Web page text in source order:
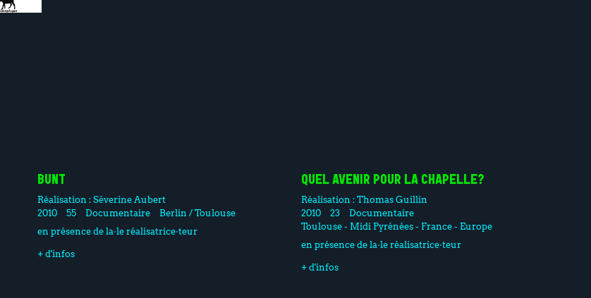
BUNT
Réalisation :Séverine Aubert
2010
55 Documentaire
Berlin / Toulouse
en présence de la·le réalisatrice·teur
+ d'infos
QUEL AVENIR POUR LA CHAPELLE?
Réalisation :Thomas Guillin
2010
23
Documentaire
Toulouse - Midi Pyrénées - France - Europe
en présence de la·le réalisatrice·teur
+ d'infos